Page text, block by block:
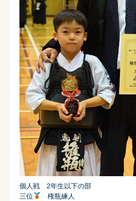
個人戦 2年生以下の部
三位
権瓶練人